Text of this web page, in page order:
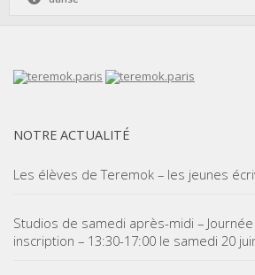
NOTRE ACTUALITÉ
Les élèves de Teremok – les jeunes
Studios de samedi après-midi –
inscription – 13:30-17:00 le samedi 20